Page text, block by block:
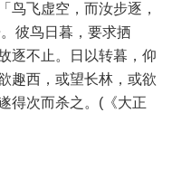
鸟飞虚空，而汝步逐，
彼鸟日暮，要求拪
逐不止。日以转暮，仰
趣西，或望长林，或欲
得次而杀之。(《大正